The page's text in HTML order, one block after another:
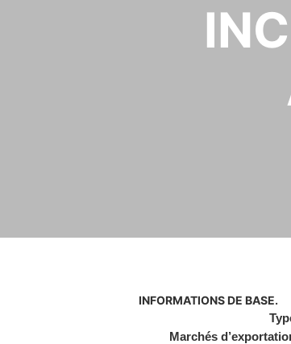
INFORMATIONS DE BASE.
Marchés